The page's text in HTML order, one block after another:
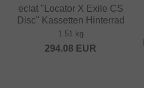
eclat "Locator X Exile CS
Disc" Kassetten Hinterrad
1.51 kg
294.08 EUR